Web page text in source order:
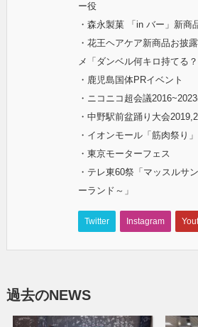
ー役
・森永製菓 「in バー」新商
・花王ヘアケア新商品お披
メ「ダンベル何キロ持てる
・鹿児島国体PRイベント
・ニコニコ超会議
・中野駅前盆踊り大会
・イオンモール「筋肉祭り
・東京モーターフェス
・テレ東60祭「マッスルサ
ーランド～」
Twitter Instagram
過去のNEWS